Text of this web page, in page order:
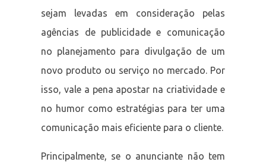
sejam levadas em consideração pelas
agências de publicidade e comunicação
no planejamento para divulgação de um
novo produto ou serviço no mercado. Por
isso, vale a pena apostar na criatividade e
no humor como estratégias para ter uma
comunicação mais eficiente para o cliente.
Principalmente, se o anunciante não tem